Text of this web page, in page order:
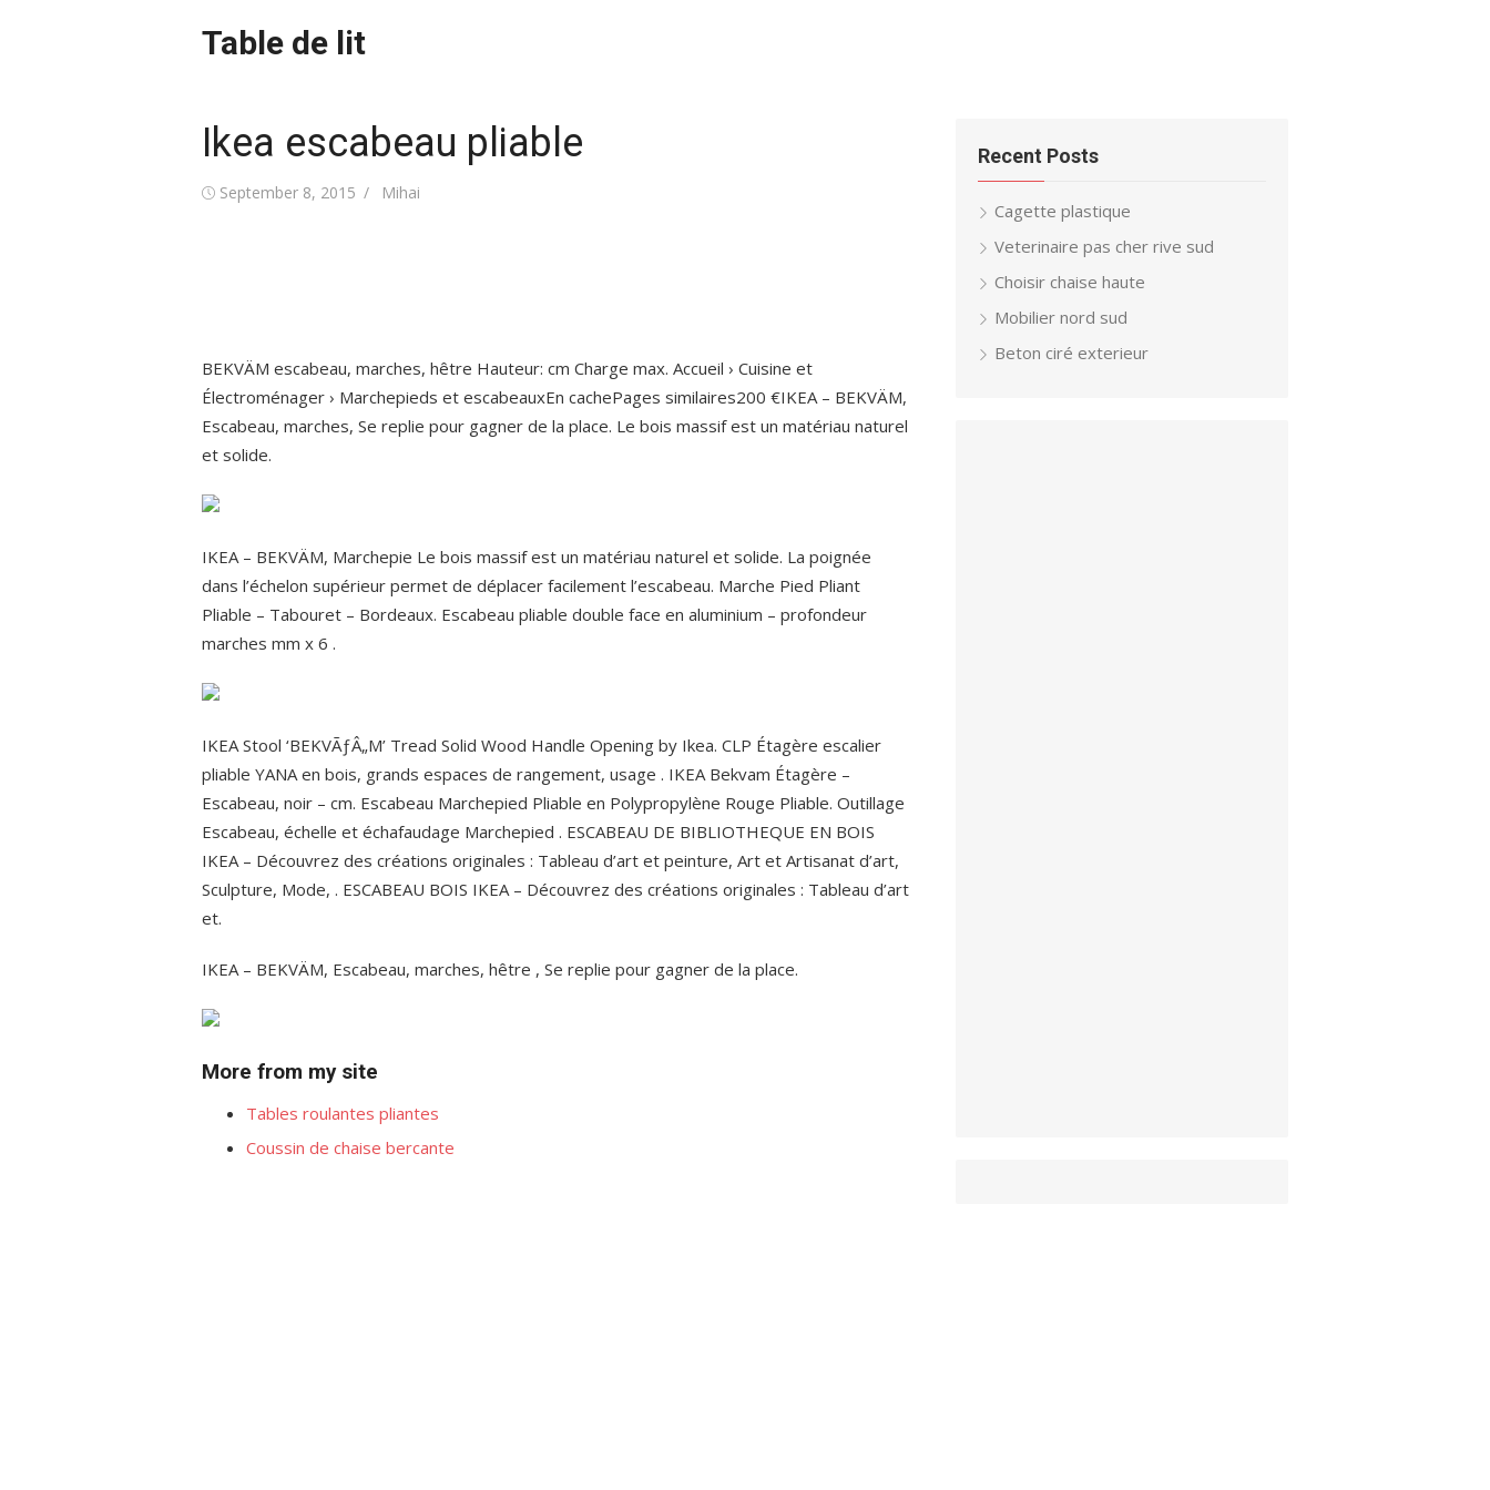
Table de lit
Ikea escabeau pliable
Posted
September 8, 2015 Author
Mihai
BEKVÄM escabeau, marches, hêtre Hauteur: cm Charge max. Accueil › Cuisine et
Électroménager › Marchepieds et escabeauxEn cachePages similaires200 €IKEA – BEKVÄM,
Escabeau, marches, Se replie pour gagner de la place. Le bois massif est un matériau naturel
et solide.
IKEA – BEKVÄM, Marchepie Le bois massif est un matériau naturel et solide. La poignée
dans l’échelon supérieur permet de déplacer facilement l’escabeau. Marche Pied Pliant
Pliable – Tabouret – Bordeaux. Escabeau pliable double face en aluminium – profondeur
marches mm x 6 .
IKEA Stool ‘BEKVÃƒÂ„M’ Tread Solid Wood Handle Opening by Ikea. CLP Étagère escalier
pliable YANA en bois, grands espaces de rangement, usage . IKEA Bekvam Étagère –
Escabeau, noir – cm. Escabeau Marchepied Pliable en Polypropylène Rouge Pliable. Outillage
Escabeau, échelle et échafaudage Marchepied . ESCABEAU DE BIBLIOTHEQUE EN BOIS
IKEA – Découvrez des créations originales : Tableau d’art et peinture, Art et Artisanat d’art,
Sculpture, Mode, . ESCABEAU BOIS IKEA – Découvrez des créations originales : Tableau d’art
et.
IKEA – BEKVÄM, Escabeau, marches, hêtre , Se replie pour gagner de la place.
More from my site
Tables roulantes pliantes
Coussin de chaise bercante
Recent Posts
Cagette plastique
Veterinaire pas cher rive sud
Choisir chaise haute
Mobilier nord sud
Beton ciré exterieur